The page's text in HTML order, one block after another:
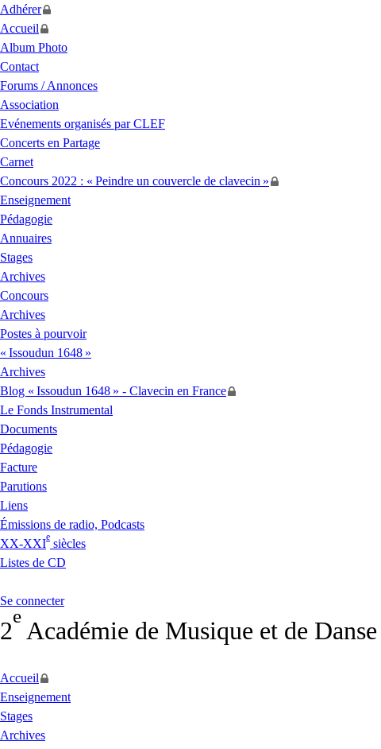
Adhérer
Accueil
Album Photo
Contact
Forums / Annonces
Association
Evénements organisés parCLEF
Concerts en Partage
Carnet
Concours 2022 : « Peindre un couvercle de clavecin »
Enseignement
Pédagogie
Annuaires
Stages
Archives
Concours
Archives
Postes à pourvoir
« Issoudun 1648 »
Archives
Blog « Issoudun 1648 » - Clavecin en France
Le Fonds Instrumental
Documents
Pédagogie
Facture
Parutions
Liens
Émissions de radio, Podcasts
XX-XXI
e
siècles
Listes de CD
Se connecter
2
e
Académie de Musique et de
Accueil
Enseignement
Stages
Archives